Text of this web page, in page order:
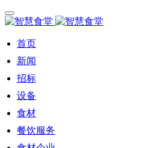
首页
新闻
招标
设备
食材
餐饮服务